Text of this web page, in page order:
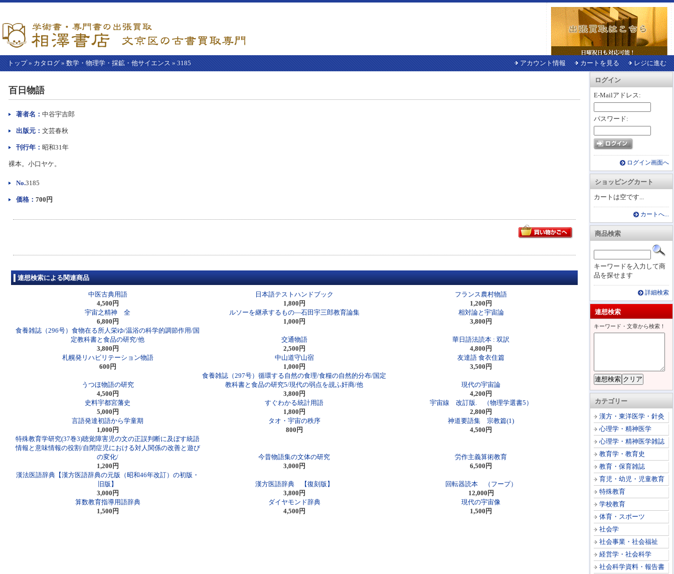
トップ» カタログ » 数学・物理学・採鉱・他サイエンス » 3185 アカウント情報 カートを見る レジに進む
ログイン
E-Mailアドレス:
パスワード:
ログイン画面へ
ショッピングカート
カートは空です...
カートへ...
商品検索
キーワードを入力して商
品を探せます
詳細検索
連想検索
キーワード・文章から検索！
カテゴリー
漢方・東洋医学・針灸
心理学・精神医学
心理学・精神医学雑誌
教育学・教育史
教育・保育雑誌
育児・幼児・児童教育
特殊教育
学校教育
体育・スポーツ
社会学
社会事業・社会福祉
経営学・社会科学
社会科学資料・報告書
こ
本
百日物語
著者名： 中谷宇吉郎
出版元： 文芸春秋
刊行年： 昭和31年
裸本。小口ヤケ。
No.3185
価格： 700円
連想検索による関連商品
中医古典用語
4,500円
日本語テストハンドブック
1,800円
フランス農村物語
1,200円
宇宙之精神 全
6,800円
ルソーを継承するもの―石田宇三郎教育論集
1,000円
相対論と宇宙論
3,800円
食養雑誌（296号）食物在る所人栄ゆ/温浴の科学的調節作用/国
定教科書と食品の研究/他
3,800円
交通物語
2,500円
華日語法読本 : 双訳
4,800円
札幌発リハビリテーション物語
600円
中山道守山宿
1,000円
友達語 食衣住篇
3,500円
うつほ物語の研究
4,500円
食養雑誌（297号）循環する自然の食理/食糧の自然的分布/国定
教科書と食品の研究5/現代の弱点を覘ふ奸商/他
3,800円
現代の宇宙論
4,200円
史料宇都宮藩史
5,000円
すぐわかる統計用語
1,800円
宇宙線 改訂版. （物理学選書5）
2,800円
言語発達初語から学童期
1,000円
タオ・宇宙の秩序
800円
神道要語集 宗教篇(1)
4,500円
特殊教育学研究(37巻3)聴覚障害児の文の正誤判断に及ぼす統語
情報と意味情報の役割/自閉症児における対人関係の改善と遊び
の変化/
1,200円
今昔物語集の文体の研究
3,000円
労作主義算術教育
6,500円
漢法医語辞典【漢方医語辞典の元版（昭和46年改訂）の初版・
旧版】
3,000円
漢方医語辞典 【復刻版】
3,800円
回転器読本 （フープ）
12,000円
算数教育指導用語辞典
1,500円
ダイヤモンド辞典
4,500円
現代の宇宙像
1,500円